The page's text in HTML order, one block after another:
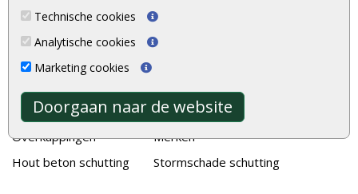
Technische cookies
Analytische cookies
Marketing cookies
Doorgaan naar de website
Vlonderplanken
Tuinpalen
Tuinhekken
Blokhutten
Overkappingen
Hout beton schutting
Schuttingplanken
Steigerplanken
Aanbiedingen
Merken
Stormschade schutting